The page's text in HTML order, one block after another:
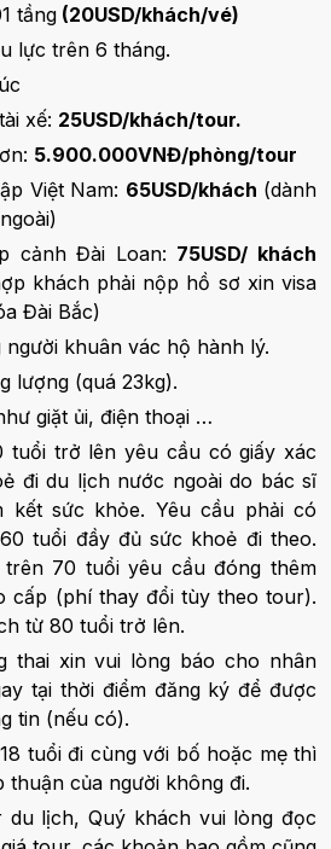
tầng (20USD/khách/vé)
lực trên 6 tháng.
xế: 25USD/khách/tour.
5.900.000VNĐ/phòng/tour
Việt Nam: 65USD/khách (dành
cảnh Đài Loan: 75USD/ khách
khách phải nộp hồ sơ xin visa
Đài Bắc)
người khuân vác hộ hành lý.
lượng (quá 23kg).
giặt ủi, điện thoại …
tuổi trở lên yêu cầu có giấy xác
đi du lịch nước ngoài do bác sĩ
kết sức khỏe. Yêu cầu phải có
tuổi đầy đủ sức khoẻ đi theo.
70 tuổi yêu cầu đóng thêm
cấp (phí thay đổi tùy theo tour).
từ 80 tuổi trở lên.
thai xin vui lòng báo cho nhân
tại thời điểm đăng ký để được
tin (nếu có).
tuổi đi cùng với bố hoặc mẹ thì
thuận của người không đi.
du lịch, Quý khách vui lòng đọc